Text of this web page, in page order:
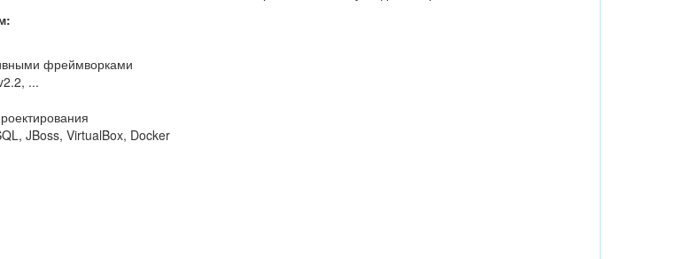
фреймворками
...
JBoss, VirtualBox, Docker